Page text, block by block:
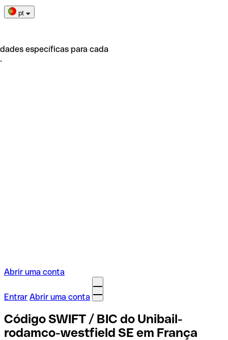
pt
específicas para cada
Abrir uma conta
Entrar Abrir uma conta
Código SWIFT / BIC do Unibail-
rodamco-westfield SE em França